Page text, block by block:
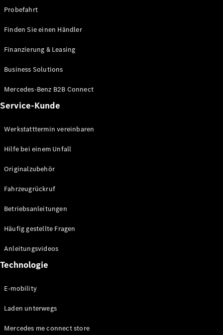
Probefahrt
Finden Sie einen Händler
Finanzierung & Leasing
Business Solutions
Mercedes-Benz B2B Connect
Service-Kunde
Werkstatttermin vereinbaren
Hilfe bei einem Unfall
Originalzubehör
Fahrzeugrückruf
Betriebsanleitungen
Häufig gestellte Fragen
Anleitungsvideos
Technologie
E-mobility
Laden unterwegs
Mercedes me connect store